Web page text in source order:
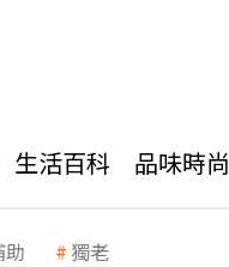
生活百科 品味時尚
助 獨老